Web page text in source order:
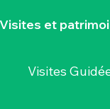
Visites et
Visites
de 2
loisirs de